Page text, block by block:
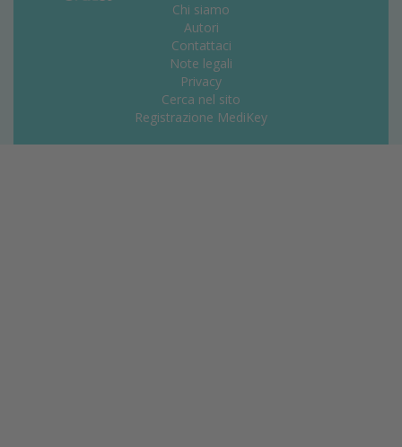
Chi siamo
Autori
Contattaci
Note legali
Privacy
Cerca nel sito
Registrazione MediKey